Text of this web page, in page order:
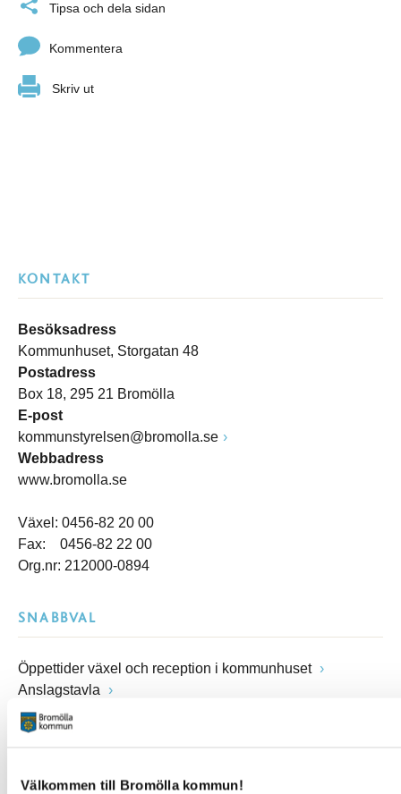
Välkommen till Bromölla kommun!
Tipsa och dela sidan
Kommentera
Skriv ut
KONTAKT
Besöksadress
Kommunhuset, Storgatan 48
Postadress
Box 18, 295 21 Bromölla
E-post
kommunstyrelsen@bromolla.se
Webbadress
www.bromolla.se
Växel: 0456-82 20 00
Fax: 0456-82 22 00
Org.nr: 212000-0894
SNABBVAL
Öppettider växel och reception i kommunhuset
Anslagstavla
Lediga jobb
Felanmälan